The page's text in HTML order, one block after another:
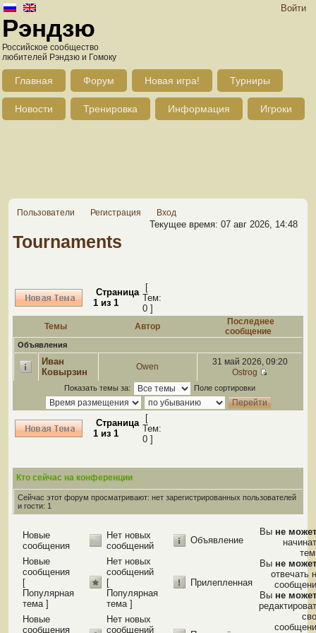
Войти
Рэндзю
Российское сообщество
любителей Рэндзю и Гомоку
Главная Форум Новая игра! Турниры
Новости Тренировка Информация Игроки
Пользователи Регистрация Вход
Текущее время: 07 авг 2026, 14:48
Tournaments
Страница
1 из 1
[
Тем:
0 ]
Темы Автор
Последнее
сообщение
Объявления
Иван
Ковырзин
Owen
31 май 2026, 09:20
Ostrog
Показать темы за: Поле сортировки
Страница
1 из 1
[
Тем:
0 ]
Кто сейчас на конференции
Сейчас этот форум просматривают: нет зарегистрированных пользователей
и гости: 1
Новые
сообщения
Нет новых
сообщений
Объявление
Новые
сообщения
[
Популярная
тема ]
Нет новых
сообщений
[
Популярная
тема ]
Прилепленная
Новые
сообщения
Нет новых
сообщений
Вы не
Вы не
отвечать
Вы не